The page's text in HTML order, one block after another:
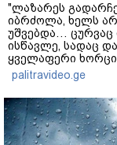
"ლაზარეს
იბრძოლა, ხელს არ
უშვებდა… ცურვაც
ისწავლე, სადაც
ყველაფერი
ცხოვრებიდან" –
ხობში დაღუპული
შვილის
palitravideo.ge